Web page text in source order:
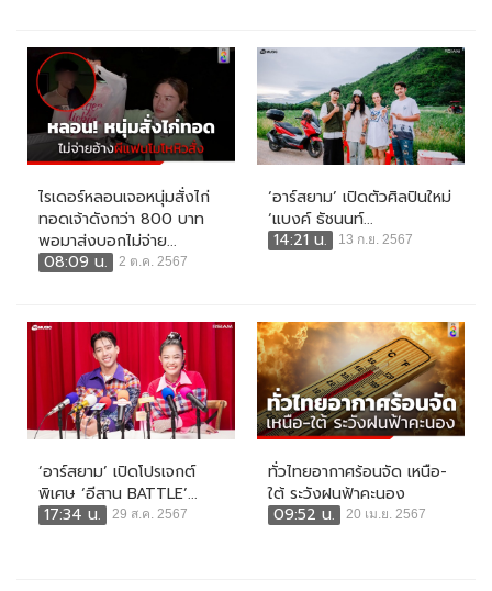
ไรเดอร์หลอนเจอหนุ่มสั่งไก่
ทอดเจ้าดังกว่า 800 บาท
พอมาส่งบอกไม่จ่าย...
08:09 น.
2 ต.ค. 2567
‘อาร์สยาม’ เปิดตัวศิลปินใหม่
‘แบงค์ ธัชนนท์...
14:21 น.
13 ก.ย. 2567
‘อาร์สยาม’ เปิดโปรเจกต์
พิเศษ ‘อีสาน BATTLE’...
17:34 น.
29 ส.ค. 2567
ทั่วไทยอากาศร้อนจัด เหนือ-
ใต้ ระวังฝนฟ้าคะนอง
09:52 น.
20 เม.ย. 2567